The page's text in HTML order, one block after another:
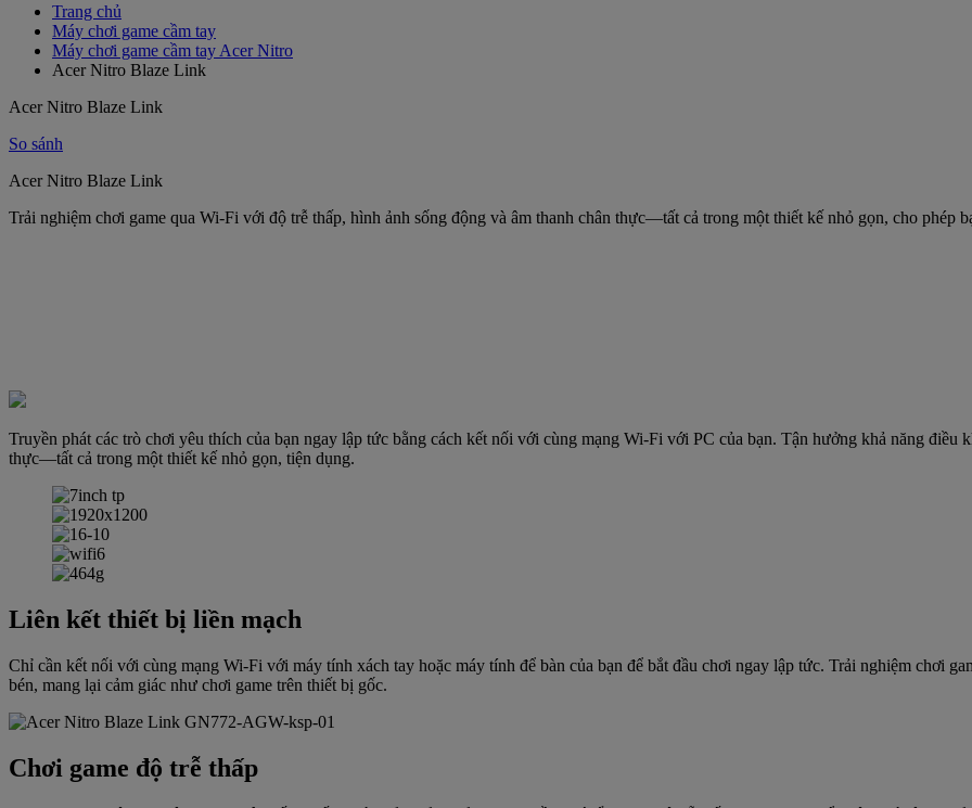
Trang chủ
Máy chơi game cầm tay
Máy chơi game cầm tay Acer Nitro
Acer Nitro Blaze Link
Acer Nitro Blaze Link
So sánh
Acer Nitro Blaze Link
Trải nghiệm chơi game qua Wi-Fi với độ trễ thấp, hình ảnh sống động và âm thanh chân thực—tất cả trong một thiết kế nhỏ gọn, cho phép
Truyền phát các trò chơi yêu thích của bạn ngay lập tức bằng cách kết nối với cùng mạng Wi-Fi với PC của bạn. Tận hưởng khả năng điều
thực—tất cả trong một thiết kế nhỏ gọn, tiện dụng.
Liên kết thiết bị liền mạch
Chỉ cần kết nối với cùng mạng Wi-Fi với máy tính xách tay hoặc máy tính để bàn của bạn để bắt đầu chơi ngay lập tức. Trải nghiệm chơi
bén, mang lại cảm giác như chơi game trên thiết bị gốc.
Chơi game độ trễ thấp